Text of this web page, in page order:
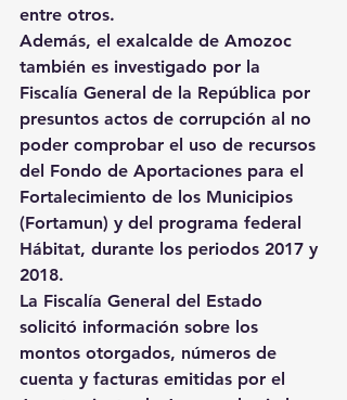
entre otros.
Además, el exalcalde de Amozoc
también es investigado por la
Fiscalía General de la República por
presuntos actos de corrupción al no
poder comprobar el uso de recursos
del Fondo de Aportaciones para el
Fortalecimiento de los Municipios
(Fortamun) y del programa federal
Hábitat, durante los periodos 2017 y
2018.
La Fiscalía General del Estado
solicitó información sobre los
montos otorgados, números de
cuenta y facturas emitidas por el